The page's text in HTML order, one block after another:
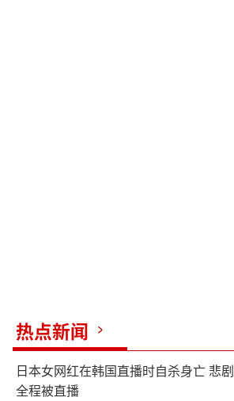
热点新闻
日本女网红在韩国直播时自杀身亡 悲剧
全程被直播